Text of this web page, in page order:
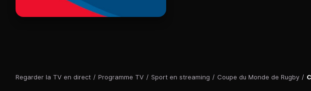
Regarder la TV en direct / Programme TV / Sport en streaming / Coupe du Monde de Rugby /